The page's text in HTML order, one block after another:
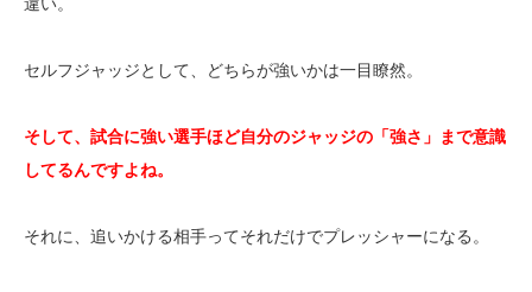
セルフジャッジとして、どちらが強いかは一目瞭然。
そして、試合に強い選手ほど自分のジャッジの「強さ」まで意識
してるんですよね。
それに、追いかける相手ってそれだけでプレッシャーになる。